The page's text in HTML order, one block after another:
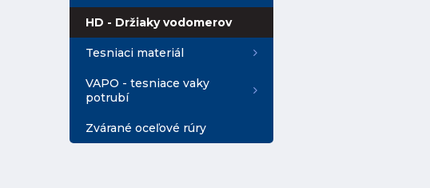
HD - Držiaky vodomerov
Tesniaci materiál
VAPO - tesniace vaky
potrubí
Zvárané oceľové rúry